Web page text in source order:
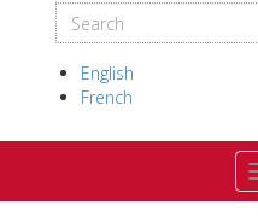
Search
Search
English
French